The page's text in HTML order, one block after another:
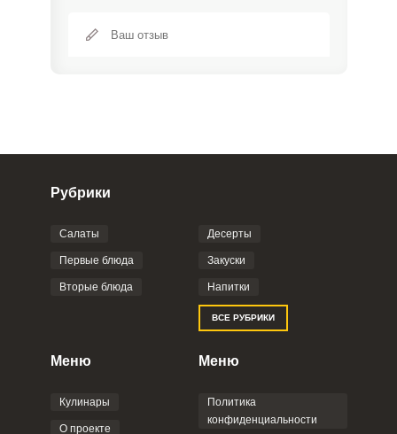
Фото до 4 шт, до 5 mb
Отправляя эту форму, вы соглашаетесь с
Политикой
Пользовательским
соглашением
Рубрики
Салаты
Первые блюда
Вторые блюда
Десерты
Закуски
Напитки
ВСЕ РУБРИКИ
Меню
Кулинары
О проекте
Меню
Политика
конфиденциальности